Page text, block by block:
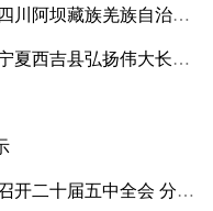
脉、厚植生态优势—— 红色旅游火 高原绿意浓
精神——讲好红色故事发展乡村产业
势和经济工作 中共中央总书记习近平主持会议